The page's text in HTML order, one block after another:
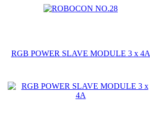
RGB POWER SLAVE MODULE 3 x 4A